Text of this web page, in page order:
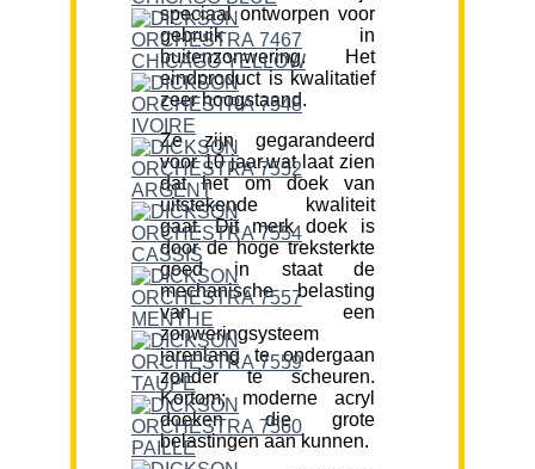
speciaal ontworpen voor
gebruik in
buitenzonwering. Het
eindproduct is kwalitatief
zeer hoogstaand.
Ze zijn gegarandeerd
voor 10 jaar,wat laat zien
dat het om doek van
uitstekende kwaliteit
gaat. Dit merk doek is
door de hoge treksterkte
goed in staat de
mechanische belasting
van een
zonweringsysteem
jarenlang te ondergaan
zonder te scheuren.
Kortom; moderne acryl
doeken die grote
belastingen aan kunnen.